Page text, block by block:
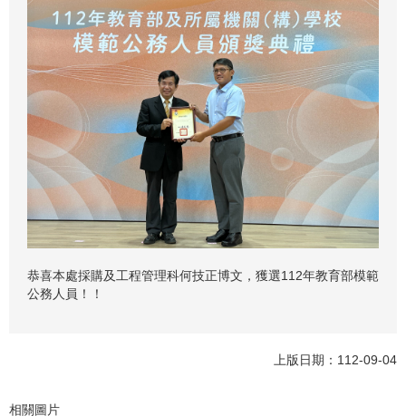
恭喜本處採購及工程管理科何技正博文，獲選112年教育部模範
公務人員！！
上版日期：112-09-04
相關圖片